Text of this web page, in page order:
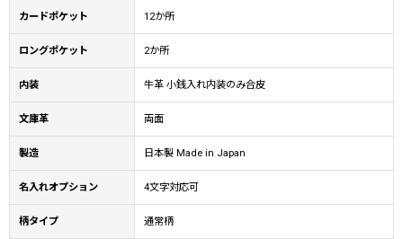
カードポケット 12か所
ロングポケット 2か所
内装 牛革 小銭入れ内装のみ合皮
文庫革 両面
製造 日本製 Made in Japan
名入れオプション 4文字対応可
柄タイプ 通常柄